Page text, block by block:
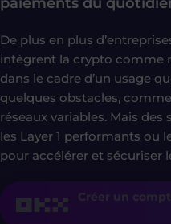
De plus en plus
intègrent la crypto comme
dans le cadre d’un usage
quelques obstacles,
réseaux variables. Mais
les Layer 1 performants ou
pour accélérer et sécuriser
Créer un